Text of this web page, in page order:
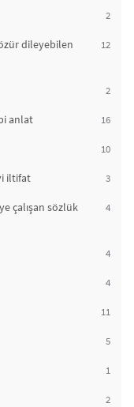
2
dileyebilen
12
2
anlat 16
10
iltifat 3
çalışan sözlük
4
4
4
11
5
1
2